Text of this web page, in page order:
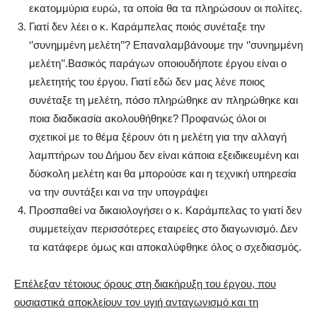
εκατομμύρια ευρώ, τα οποία θα τα πληρώσουν οι πολίτες.
Γιατί δεν λέει ο κ. Καράμπελας ποιός συνέταξε την
‘’συνημμένη μελέτη’’? Επαναλαμβάνουμε την ‘’συνημμένη
μελέτη’’.Βασικός παράγων οποιουδήποτε έργου είναι ο
μελετητής του έργου. Γιατί εδώ δεν μας λένε ποιος
συνέταξε τη μελέτη, πόσο πληρώθηκε αν πληρώθηκε και
ποια διαδικασία ακολουθήθηκε? Προφανώς όλοι οι
σχετικοί με το θέμα ξέρουν ότι η μελέτη για την αλλαγή
λαμπτήρων του Δήμου δεν είναι κάποια εξειδικευμένη και
δύσκολη μελέτη και θα μπορούσε και η τεχνική υπηρεσία
να την συντάξει και να την υπογράψει
Προσπαθεί να δικαιολογήσει ο κ. Καράμπελας το γιατί δεν
συμμετείχαν περισσότερες εταιρείες στο διαγωνισμό. Δεν
τα κατάφερε όμως και αποκαλύφθηκε όλος ο σχεδιασμός.
Επέλεξαν τέτοιους όρους στη διακήρυξη του έργου, που
ουσιαστικά αποκλείουν τον υγιή ανταγωνισμό και τη